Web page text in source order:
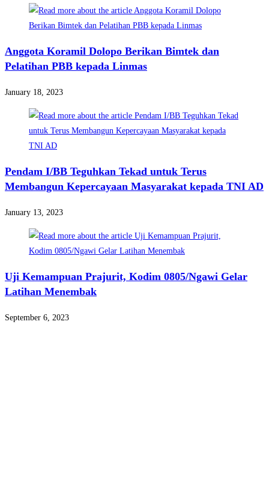
Anggota Koramil Dolopo Berikan Bimtek dan
Pelatihan PBB kepada Linmas
January 18, 2023
Pendam I/BB Teguhkan Tekad untuk Terus
Membangun Kepercayaan Masyarakat kepada TNI AD
January 13, 2023
Uji Kemampuan Prajurit, Kodim 0805/Ngawi Gelar
Latihan Menembak
September 6, 2023